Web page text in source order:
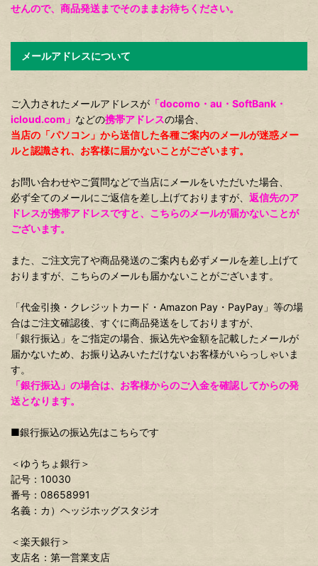
せんので、商品発送までそのままお待ちください。
メールアドレスについて
ご入力されたメールアドレスが 「docomo・au・SoftBank・
icloud.com」 などの携帯アドレスの場合、
当店の「パソコン」から送信した各種ご案内のメールが迷惑メー
ルと認識され、お客様に届かないことがございます。
お問い合わせやご質問などで当店にメールをいただいた場合、
必ず全てのメールにご返信を差し上げておりますが、 返信先のア
ドレスが携帯アドレスですと、こちらのメールが届かないことが
ございます。
また、ご注文完了や商品発送のご案内も必ずメールを差し上げて
おりますが、こちらのメールも届かないことがございます。
「代金引換・クレジットカード・Amazon Pay・PayPay」等の場
合はご注文確認後、すぐに商品発送をしておりますが、
「銀行振込」をご指定の場合、振込先や金額を記載したメールが
届かないため、お振り込みいただけないお客様がいらっしゃいま
す。
「銀行振込」の場合は、お客様からのご入金を確認してからの発
送となります。
■銀行振込の振込先はこちらです
＜ゆうちょ銀行＞
記号：10030
番号：08658991
名義：カ）ヘッジホッグスタジオ
＜楽天銀行＞
支店名：第一営業支店